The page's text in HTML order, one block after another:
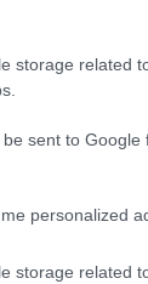
storage related
sent to Google
personalized
storage related
készült
képet készített a
Budapest
az